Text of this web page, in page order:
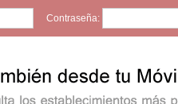
Contraseña: